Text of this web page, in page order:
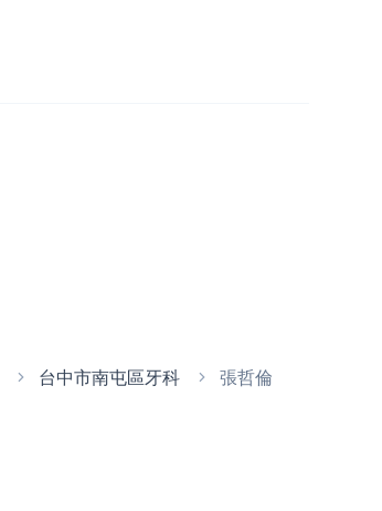
台中市南屯區牙科 張哲倫